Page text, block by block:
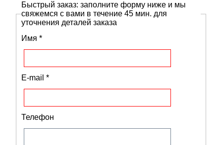
Быстрый заказ: заполните форму ниже и мы
свяжемся с вами в течение 45 мин. для
уточнения деталей заказа
Имя *
E-mail *
Телефон